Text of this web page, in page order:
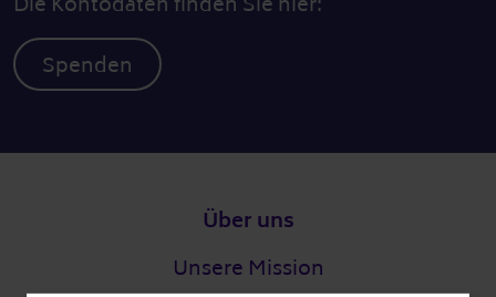
Spenden
Über uns
Unsere Mission